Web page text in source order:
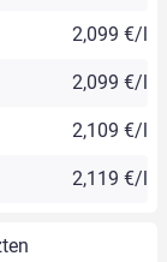
2,099 €/l
2,099 €/l
2,109 €/l
2,119 €/l